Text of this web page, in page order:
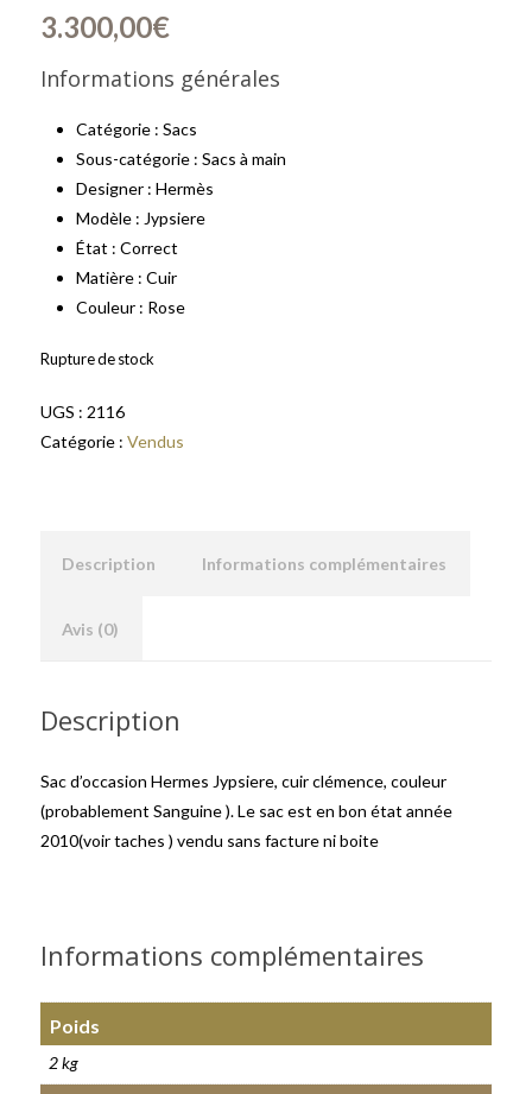
3.300,00€
Informations générales
Catégorie : Sacs
Sous-catégorie : Sacs à main
Designer : Hermès
Modèle : Jypsiere
État : Correct
Matière : Cuir
Couleur : Rose
Rupture de stock
UGS : 2116
Catégorie : Vendus
Description Informations complémentaires
Avis (0)
Description
Sac d’occasion Hermes Jypsiere, cuir clémence, couleur
(probablement Sanguine ). Le sac est en bon état année
2010(voir taches ) vendu sans facture ni boite
Informations complémentaires
Poids
2 kg